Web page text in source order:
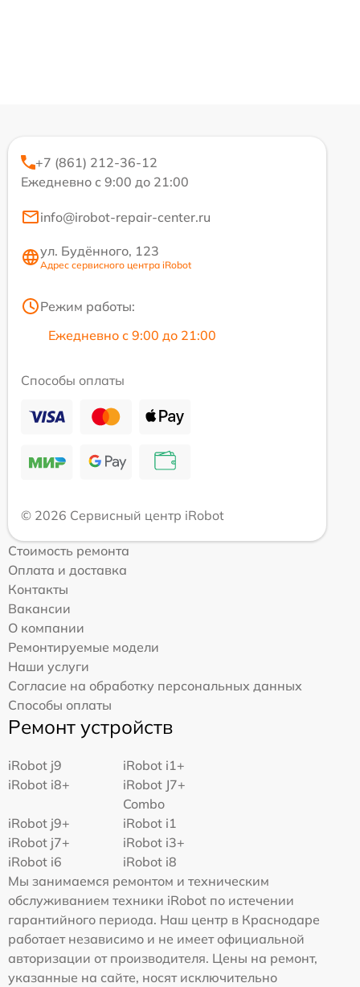
+7 (861) 212-36-12
Ежедневно с 9:00 до 21:00
info@irobot-repair-center.ru
ул. Будённого, 123
Адрес сервисного центра iRobot
Режим работы:
Ежедневно с 9:00 до 21:00
Способы оплаты
© 2026 Сервисный центр iRobot
Стоимость ремонта
Оплата и доставка
Контакты
Вакансии
О компании
Ремонтируемые модели
Наши услуги
Согласие на обработку персональных данных
Способы оплаты
Ремонт устройств
iRobot j9
iRobot i1+
iRobot i8+
iRobot J7+
Combo
iRobot j9+
iRobot i1
iRobot j7+
iRobot i3+
iRobot i6
iRobot i8
Мы занимаемся ремонтом и техническим
обслуживанием техники iRobot по истечении
гарантийного периода. Наш центр в Краснодаре
работает независимо и не имеет официальной
авторизации от производителя. Цены на ремонт,
указанные на сайте, носят исключительно